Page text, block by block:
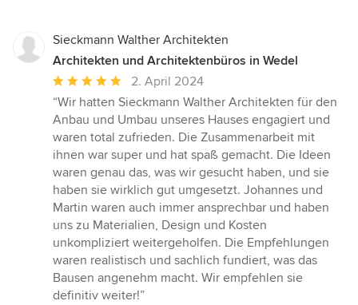
Sieckmann Walther Architekten
Architekten und Architektenbüros in Wedel
Durchschnittliche
Bewertung:
5
von
5
Sternen
2. April 2024
“Wir hatten Sieckmann Walther Architekten für den
Anbau und Umbau unseres Hauses engagiert und
waren total zufrieden. Die Zusammenarbeit mit
ihnen war super und hat spaß gemacht. Die Ideen
waren genau das, was wir gesucht haben, und sie
haben sie wirklich gut umgesetzt. Johannes und
Martin waren auch immer ansprechbar und haben
uns zu Materialien, Design und Kosten
unkompliziert weitergeholfen. Die Empfehlungen
waren realistisch und sachlich fundiert, was das
Bausen angenehm macht. Wir empfehlen sie
definitiv weiter!”